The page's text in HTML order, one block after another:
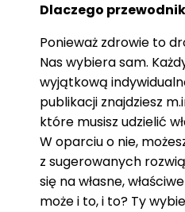
Dlaczego
Ponieważ zdrowie to
Nas wybiera sam.
wyjątkową
publikacji znajdziesz
które musisz udzielić
W oparciu o nie,
z sugerowanych
się na własne,
może i to, i to? Ty